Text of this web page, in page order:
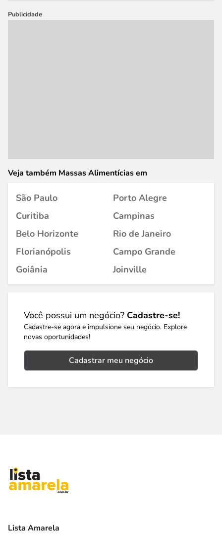
Publicidade
Veja também Massas Alimentícias em
São Paulo
Porto Alegre
Curitiba
Campinas
Belo Horizonte
Rio de Janeiro
Florianópolis
Campo Grande
Goiânia
Joinville
Você possui um negócio? Cadastre-se!
Cadastre-se agora e impulsione seu negócio. Explore
novas oportunidades!
Cadastrar meu negócio
Lista Amarela